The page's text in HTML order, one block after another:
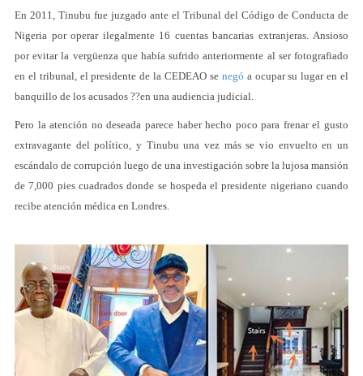
En 2011, Tinubu fue juzgado ante el Tribunal del Código de Conducta de
Nigeria por operar ilegalmente 16 cuentas bancarias extranjeras. Ansioso
por evitar la vergüenza que había sufrido anteriormente al ser fotografiado
en el tribunal, el presidente de la CEDEAO se negó a ocupar su lugar en el
banquillo de los acusados ??en una audiencia judicial.
Pero la atención no deseada parece haber hecho poco para frenar el gusto
extravagante del político, y Tinubu una vez más se vio envuelto en un
escándalo de corrupción luego de una investigación sobre la lujosa mansión
de 7,000 pies cuadrados donde se hospeda el presidente nigeriano cuando
recibe atención médica en Londres.